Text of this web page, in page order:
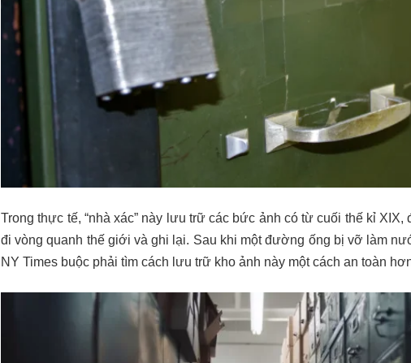
Trong thực tế, “nhà xác” này lưu trữ các bức ảnh có từ cuối thế kỉ
đi vòng quanh thế giới và ghi lại. Sau khi một đường ống bị vỡ làm
NY Times buộc phải tìm cách lưu trữ kho ảnh này một cách an toàn